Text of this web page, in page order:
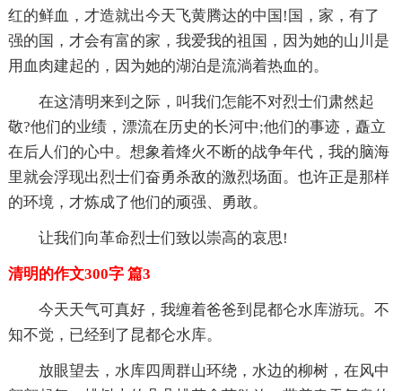
红的鲜血，才造就出今天飞黄腾达的中国!国，家，有了
强的国，才会有富的家，我爱我的祖国，因为她的山川是
用血肉建起的，因为她的湖泊是流淌着热血的。
在这清明来到之际，叫我们怎能不对烈士们肃然起
敬?他们的业绩，漂流在历史的长河中;他们的事迹，矗立
在后人们的心中。想象着烽火不断的战争年代，我的脑海
里就会浮现出烈士们奋勇杀敌的激烈场面。也许正是那样
的环境，才炼成了他们的顽强、勇敢。
让我们向革命烈士们致以崇高的哀思!
清明的作文300字 篇3
今天天气可真好，我缠着爸爸到昆都仑水库游玩。不
知不觉，已经到了昆都仑水库。
放眼望去，水库四周群山环绕，水边的柳树，在风中